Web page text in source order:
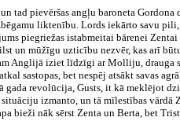
tad pievēršas angļu baroneta
liktenību. Lords iekārto savu
piegriežas istabmeitai bārenei
un mūžīgu uzticību nezvēr, kas arī
Anglijā iziet līdzīgi ar Molliju, drauga
sastopas, bet nespēj atsākt savas
revolūcija, Gusts, it kā meklējot
izmanto, un tā mīlestības
bieži nāk sērst Zenta un Berta, bet